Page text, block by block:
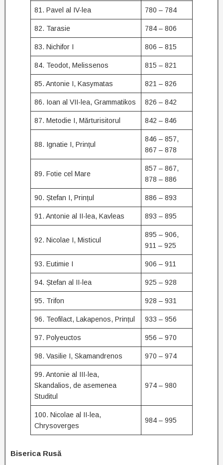
81. Pavel al IV-lea 780 – 784
82. Tarasie 784 – 806
83. Nichifor I 806 – 815
84. Teodot, Melissenos 815 – 821
85. Antonie I, Kasymatas 821 – 826
86. Ioan al VII-lea, Grammatikos 826 – 842
87. Metodie I, Mărturisitorul 842 – 846
88. Ignatie I, Prințul
846 – 857,
867 – 878
89. Fotie cel Mare
857 – 867,
878 – 886
90. Ștefan I, Prințul 886 – 893
91. Antonie al II-lea, Kavleas 893 – 895
92. Nicolae I, Misticul
895 – 906,
911 – 925
93. Eutimie I 906 – 911
94. Ștefan al II-lea 925 – 928
95. Trifon 928 – 931
96. Teofilact, Lakapenos, Prințul 933 – 956
97. Polyeuctos 956 – 970
98. Vasilie I, Skamandrenos 970 – 974
99. Antonie al III-lea,
Skandalios, de asemenea
Studitul
974 – 980
100. Nicolae al II-lea,
Chrysoverges
984 – 995
Biserica Rusă